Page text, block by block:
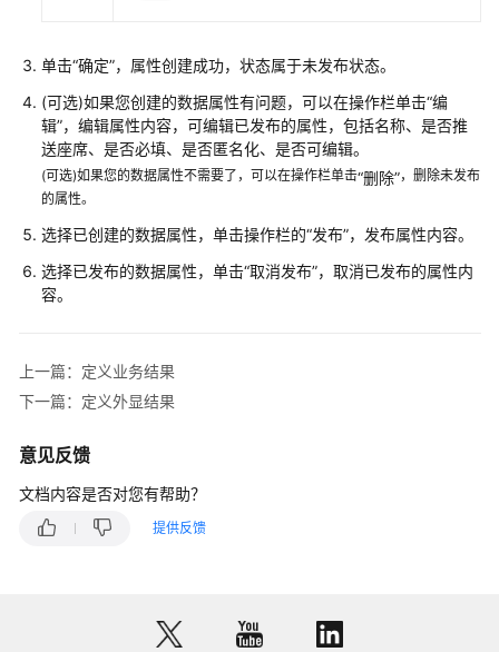
建
外
前
准
理
殊
单击“确定”，属性创建成功，状态属于未发布状态。
(可选)如果您创建的数据属性有问题，可以在操作栏单击“编
辑”，编辑属性内容，可编辑已发布的属性，包括名称、是否推
送座席、是否必填、是否匿名化、是否可编辑。
(可选)如果您的数据属性不需要了，可以在操作栏单击“删除”，删除未发布
的属性。
选择已创建的数据属性，单击操作栏的“发布”，发布属性内容。
选择已发布的数据属性，单击“取消发布”，取消已发布的属性内
容。
上一篇：定义业务结果
下一篇：定义外显结果
意见反馈
文档内容是否对您有帮助？
提供反馈